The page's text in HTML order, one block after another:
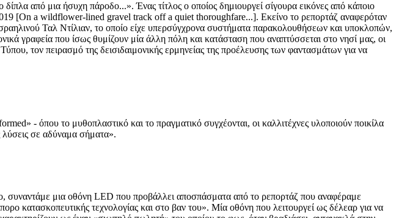
από μια ήσυχη πάροδο...». Ένας τίτλος ο οποίος δημιουργεί σίγουρα εικόνες από κάποιο
[On a wildflower-lined gravel track off a quiet thoroughfare...]. Εκείνο το ρεπορτάζ αναφερόταν
Ταλ Ντίλιαν, το οποίο είχε υπερσύγχρονα συστήματα παρακολουθήσεων και υποκλοπών,
γραφεία που ίσως θυμίζουν μία άλλη πόλη και κατάσταση που αναπτύσσεται στο νησί μας, οι
τον πειρασμό της δεισιδαιμονικής ερμηνείας της προέλευσης των φαντασμάτων για να
- όπου το μυθοπλαστικό και το πραγματικό συγχέονται, οι καλλιτέχνες υλοποιούν ποικίλα
λύσεις σε αδύναμα σήματα».
συναντάμε μια οθόνη LED που προβάλλει αποσπάσματα από το ρεπορτάζ που αναφέραμε
τεχνολογίας και στο βαν του». Μία οθόνη που λειτουργεί ως δέλεαρ για να